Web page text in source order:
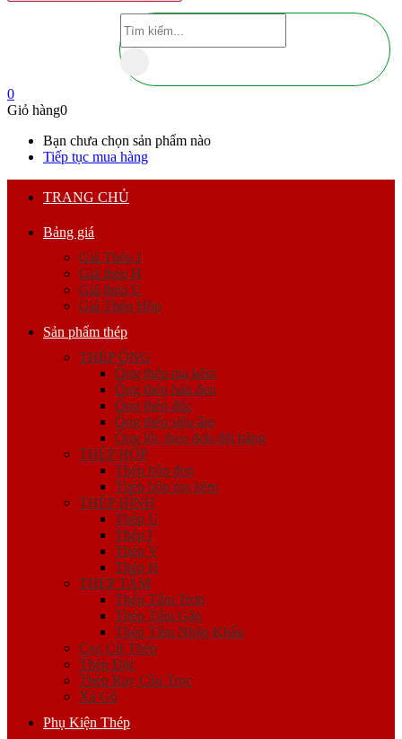
0
Giỏ hàng0
Bạn chưa chọn sản phẩm nào
Tiếp tục mua hàng
TRANG CHỦ
Bảng giá
Giá Thép I
Giá thép H
Giá thép U
Giá Thép Hộp
Sản phẩm thép
THÉP ỐNG
Ống thép mạ kẽm
Ống thép hàn đen
Ống thép đúc
Ống thép siêu âm
Ống lốc theo đơn đặt hàng
THÉP HỘP
Thép hộp đen
Thép hộp mạ kẽm
THÉP HÌNH
Thép U
Thép I
Thép V
Thép H
THÉP TẤM
Thép Tấm Trơn
Thép Tấm Gân
Thép Tấm Nhập Khẩu
Cọc Cừ Thép
Thép Đặc
Thép Ray Cầu Trục
Xà Gồ
Phụ Kiện Thép